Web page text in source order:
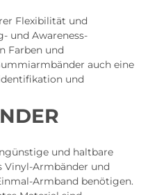
Flexibilität und
und Awareness-
Farben und
auch eine
und
und haltbare
Vinyl-Armbänder und
Armband benötigen.